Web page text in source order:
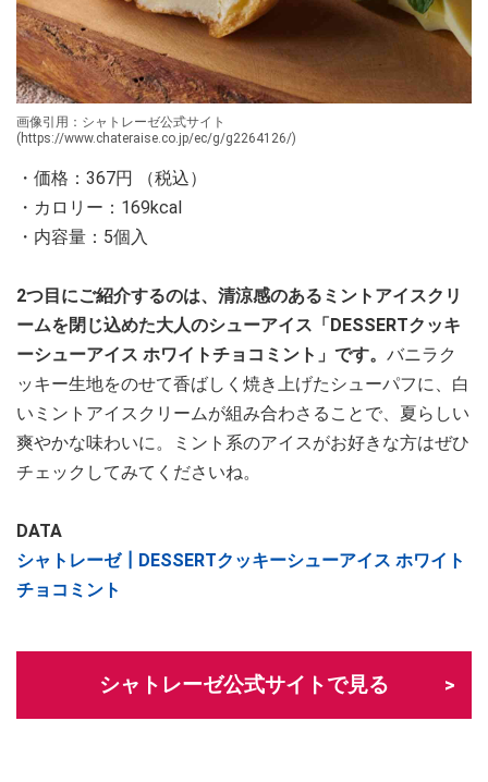
画像引用：シャトレーゼ公式サイト
(https://www.chateraise.co.jp/ec/g/g2264126/)
・価格：367円 （税込）
・カロリー：169kcal
・内容量：5個入
2つ目にご紹介するのは、清涼感のあるミントアイスクリ
ームを閉じ込めた大人のシューアイス「DESSERTクッキ
ーシューアイス ホワイトチョコミント」です。 バニラク
ッキー生地をのせて香ばしく焼き上げたシューパフに、白
いミントアイスクリームが組み合わさることで、夏らしい
爽やかな味わいに。ミント系のアイスがお好きな方はぜひ
チェックしてみてくださいね。
DATA
シャトレーゼ┃DESSERTクッキーシューアイス ホワイト
チョコミント
シャトレーゼ公式サイトで見る